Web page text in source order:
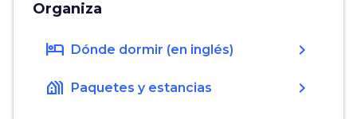
Organiza
hotel Dónde dormir (en inglés) chevron_right
holiday_village Paquetes y estancias chevron_right